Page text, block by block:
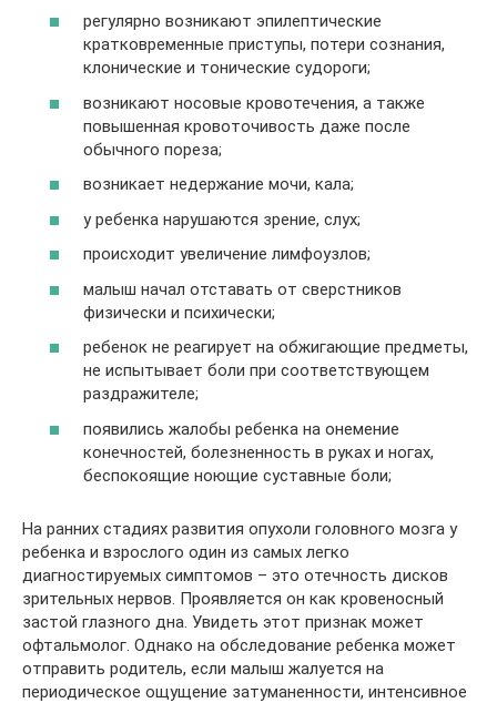
регулярно возникают эпилептические
кратковременные приступы, потери сознания,
клонические и тонические судороги;
возникают носовые кровотечения, а также
повышенная кровоточивость даже после
обычного пореза;
возникает недержание мочи, кала;
у ребенка нарушаются зрение, слух;
происходит увеличение лимфоузлов;
малыш начал отставать от сверстников
физически и психически;
ребенок не реагирует на обжигающие предметы,
не испытывает боли при соответствующем
раздражителе;
появились жалобы ребенка на онемение
конечностей, болезненность в руках и ногах,
беспокоящие ноющие суставные боли;
На ранних стадиях развития опухоли головного мозга у
ребенка и взрослого один из самых легко
диагностируемых симптомов – это отечность дисков
зрительных нервов. Проявляется он как кровеносный
застой глазного дна. Увидеть этот признак может
офтальмолог. Однако на обследование ребенка может
отправить родитель, если малыш жалуется на
периодическое ощущение затуманенности, интенсивное